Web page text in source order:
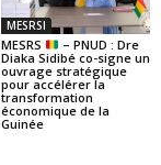
MESRSI
MESRS
– PNUD : Dre
Diaka Sidibé co-signe un
ouvrage stratégique
pour accélérer la
transformation
économique de la
Guinée